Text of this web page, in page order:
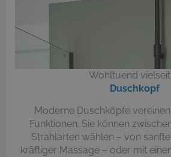
Wohltuend
Duschkopf
Moderne Duschköpfe
Funktionen. Sie können
Strahlarten wählen – von
kräftiger Massage – oder mit